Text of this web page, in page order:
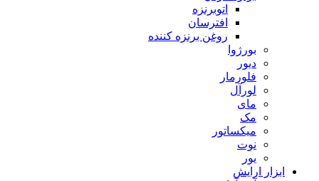
اتوبرنزه
افترسان
روغن برنزه کننده
بورژوا
دیور
فلورمار
لورآل
مای
مک
میکساتور
نوت
یور
ابزار ارایش